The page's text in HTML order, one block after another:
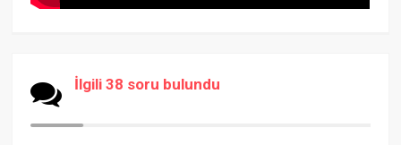
İlgili 38 soru bulundu